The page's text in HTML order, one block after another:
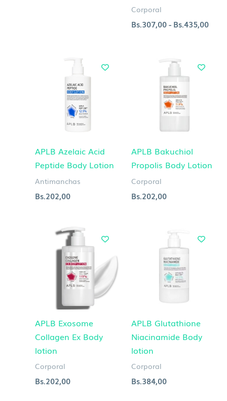
Corporal
Bs.307,00 - Bs.435,00
APLB Azelaic Acid
Peptide Body Lotion
Antimanchas
Bs.202,00
APLB Bakuchiol
Propolis Body Lotion
Corporal
Bs.202,00
APLB Exosome
Collagen Ex Body
lotion
Corporal
Bs.202,00
APLB Glutathione
Niacinamide Body
lotion
Corporal
Bs.384,00